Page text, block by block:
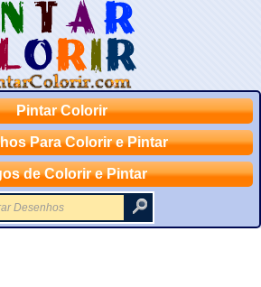
Pintar Colorir
Para Colorir e Pintar
de Colorir e Pintar